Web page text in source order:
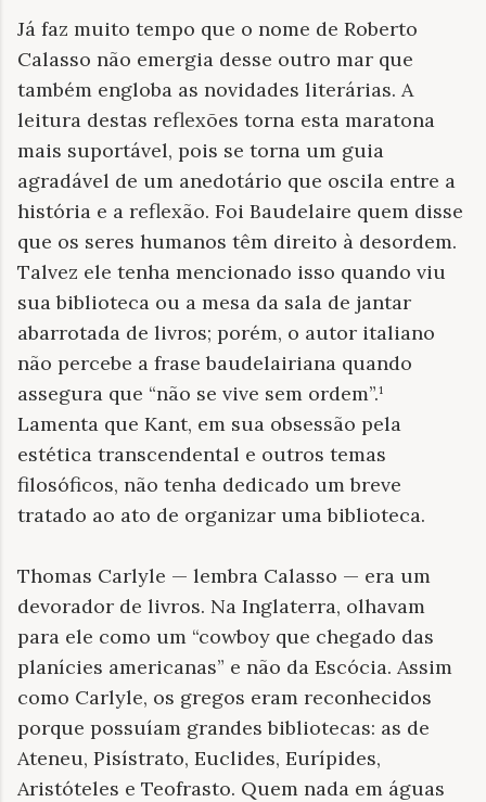
Já faz muito tempo que o nome de Roberto
Calasso não emergia desse outro mar que
também engloba as novidades literárias. A
leitura destas reflexões torna esta maratona
mais suportável, pois se torna um guia
agradável de um anedotário que oscila entre a
história e a reflexão. Foi Baudelaire quem disse
que os seres humanos têm direito à desordem.
Talvez ele tenha mencionado isso quando viu
sua biblioteca ou a mesa da sala de jantar
abarrotada de livros; porém, o autor italiano
não percebe a frase baudelairiana quando
assegura que “não se vive sem ordem”.¹
Lamenta que Kant, em sua obsessão pela
estética transcendental e outros temas
filosóficos, não tenha dedicado um breve
tratado ao ato de organizar uma biblioteca.
Thomas Carlyle — lembra Calasso — era um
devorador de livros. Na Inglaterra, olhavam
para ele como um “cowboy que chegado das
planícies americanas” e não da Escócia. Assim
como Carlyle, os gregos eram reconhecidos
porque possuíam grandes bibliotecas: as de
Ateneu, Pisístrato, Euclides, Eurípides,
Aristóteles e Teofrasto. Quem nada em águas